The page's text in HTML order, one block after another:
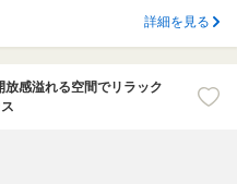
詳細を見る
放感溢れる空間でリラック